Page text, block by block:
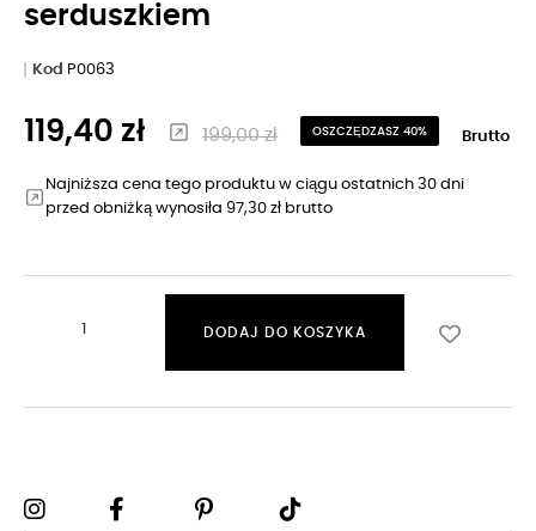
serduszkiem
Kod P0063
119,40 zł 199,00 zł OSZCZĘDZASZ 40% Brutto
Najniższa cena tego produktu w ciągu ostatnich 30 dni
przed obniżką wynosiła 97,30 zł brutto
DODAJ DO KOSZYKA